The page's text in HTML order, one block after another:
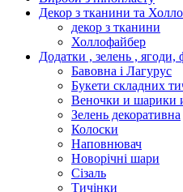
Декор з тканини та
декор з тканини
Холлофайбер
Додатки , зелень , ягоди,
Бавовна і Лагурус
Букети складних
Веночки и шарики
Зелень декоративна
Колоски
Наповнювач
Новорічні шари
Сізаль
Тичінки